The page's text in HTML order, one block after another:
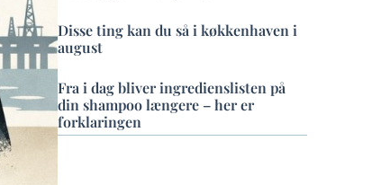
Disse ting kan du så i køkkenhaven i
august
Fra i dag bliver ingredienslisten på
din shampoo længere – her er
forklaringen